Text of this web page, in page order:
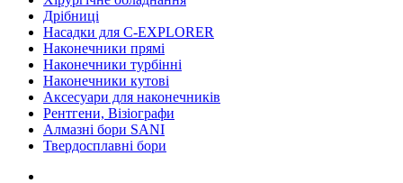
Дрібниці
Насадки для C-EXPLORER
Наконечники прямі
Наконечники турбінні
Наконечники кутові
Аксесуари для наконечників
Рентгени, Візіографи
Алмазні бори SANI
Твердосплавні бори